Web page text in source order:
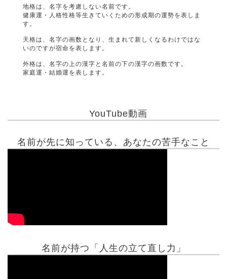
地格は、名字を考慮しない名前です。
健康運・人格性格等生きていくための形成期の運勢を表しま
す。
天格は、名字の画数となり、生まれて新しくなるわけではな
いのですが宿命を表します。
外格は、名字の上の漢字と名前の下の漢字の画数です。
家庭運・結婚運を表します。
YouTube動画
名前が先に知っている、あなたの苦手なこと
名前が持つ「人生の立て直し力」